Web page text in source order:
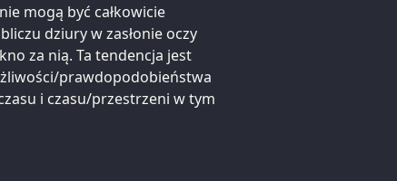
mogą być całkowicie
dziury w zasłonie oczy
za nią. Ta tendencja jest
prawdopodobieństwa
i czasu/przestrzeni w tym